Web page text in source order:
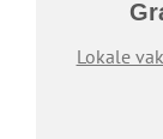
Lokale